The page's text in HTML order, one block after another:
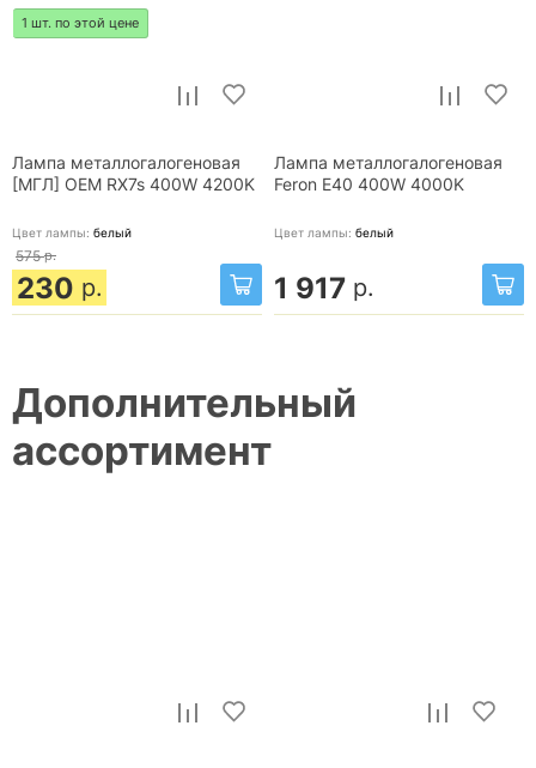
1 шт. по этой цене
Лампа металлогалогеновая
[МГЛ] OEM RX7s 400W 4200K
Цвет лампы: белый
575 р.
230 р.
Лампа металлогалогеновая
Feron E40 400W 4000K
Цвет лампы: белый
1 917 р.
Дополнительный
ассортимент